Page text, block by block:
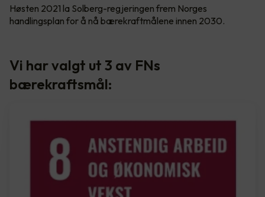
Høsten 2021 la Solberg-regjeringen frem Norges
handlingsplan for å nå bærekraftmålene innen 2030.
Vi har valgt ut 3 av FNs
bærekraftsmål: